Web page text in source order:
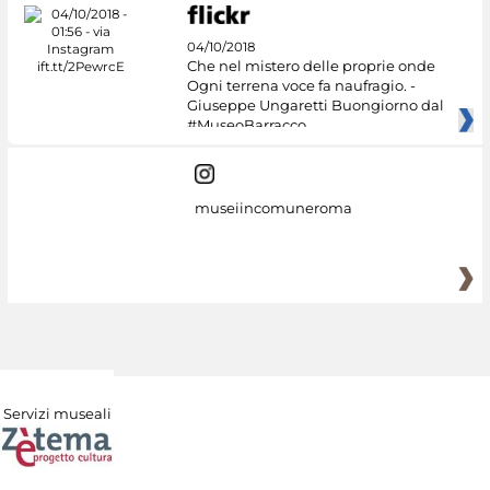
04/10/2018
Che nel mistero delle proprie onde
Ogni terrena voce fa naufragio. -
Giuseppe Ungaretti Buongiorno dal
#MuseoBarracco
museiincomuneroma
Servizi museali